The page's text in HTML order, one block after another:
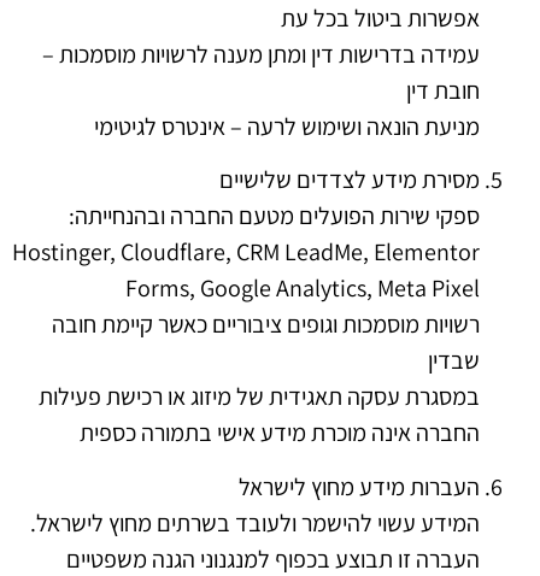
אפשרות ביטול בכל עת
עמידה בדרישות דין ומתן מענה לרשויות מוסמכות –
חובת דין
מניעת הונאה ושימוש לרעה – אינטרס לגיטימי
מסירת מידע לצדדים שלישיים
ספקי שירות הפועלים מטעם החברה ובהנחייתה:
Hostinger, Cloudflare, CRM LeadMe, Elementor
Forms, Google Analytics, Meta Pixel
רשויות מוסמכות וגופים ציבוריים כאשר קיימת חובה
שבדין
במסגרת עסקה תאגידית של מיזוג או רכישת פעילות
החברה אינה מוכרת מידע אישי בתמורה כספית
העברות מידע מחוץ לישראל
המידע עשוי להישמר ולעובד בשרתים מחוץ לישראל.
העברה זו תבוצע בכפוף למנגנוני הגנה משפטיים